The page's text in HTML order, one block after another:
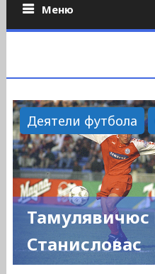
Меню
Деятели футбола
Тамулявичюс
Станисловас